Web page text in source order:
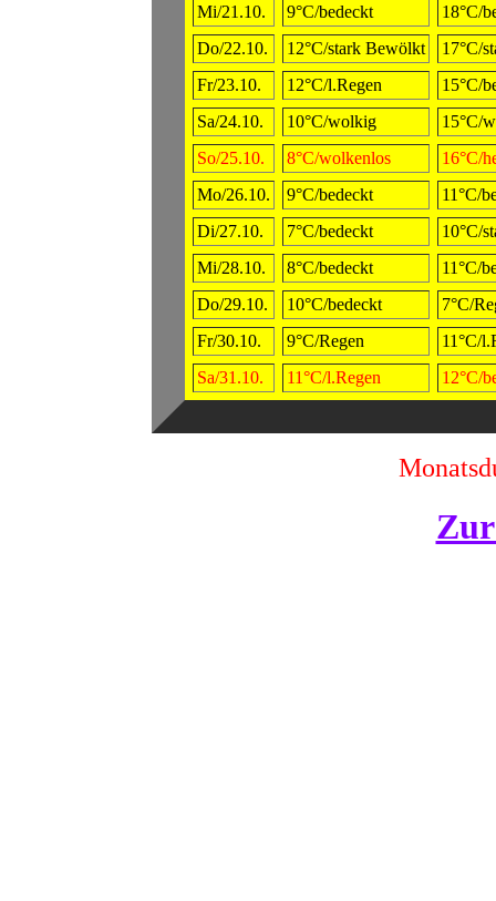
Mi/21.10.
9°C/bedeckt
18°C/
Do/22.10.
12°C/stark Bewölkt
17°C/
Fr/23.10.
12°C/l.Regen
15°C/
Sa/24.10.
10°C/wolkig
15°C/
So/25.10.
8°C/wolkenlos
16°C/
Mo/26.10.
9°C/bedeckt
11°C/
Di/27.10.
7°C/bedeckt
10°C/
Mi/28.10.
8°C/bedeckt
11°C/
Do/29.10.
10°C/bedeckt
7°C/
Fr/30.10.
9°C/Regen
11°C/
Sa/31.10.
11°C/l.Regen 12°C/